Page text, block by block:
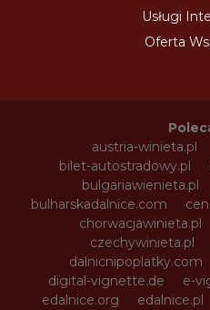
Usługi
Oferta
austria-winieta.pl
bilet-autostradowy.pl
bulgariawienieta.pl
bulharskadalnice.com
chorwacjawinieta.pl
czechywinieta.pl
dalnicnipoplatky.com
digital-vignette.de
e-
edalnice.org
edalnice.pl